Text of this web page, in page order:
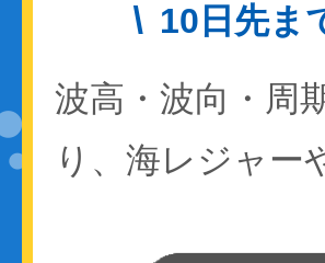
10日先ま
波高・波向・周
り、海レジャー